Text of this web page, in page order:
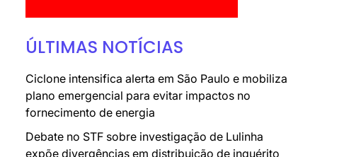
ÚLTIMAS NOTÍCIAS
Ciclone intensifica alerta em São Paulo e mobiliza
plano emergencial para evitar impactos no
fornecimento de energia
Debate no STF sobre investigação de Lulinha
expõe divergências em distribuição de inquérito